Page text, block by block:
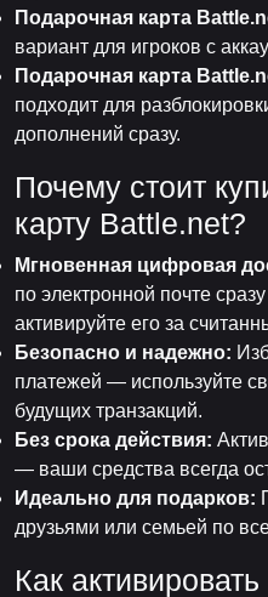
Подарочная карта
вариант для игроков с
Подарочная карта
подходит для
дополнений сразу.
Почему стоит
карту Battle.net?
Мгновенная цифровая
по электронной почте
активируйте его за
Безопасно и надежно:
платежей — используйте
будущих транзакций.
Без срока действия:
— ваши средства всегда
Идеально для подарков:
друзьями или семьей по
Как